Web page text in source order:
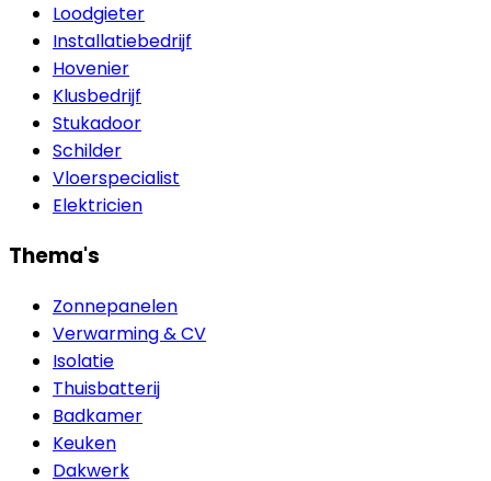
Loodgieter
Installatiebedrijf
Hovenier
Klusbedrijf
Stukadoor
Schilder
Vloerspecialist
Elektricien
Thema's
Zonnepanelen
Verwarming & CV
Isolatie
Thuisbatterij
Badkamer
Keuken
Dakwerk